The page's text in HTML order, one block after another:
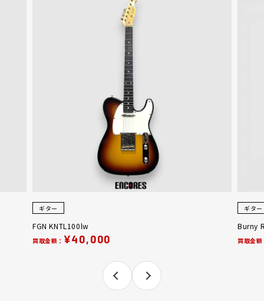
ギター
FGN KNTL100lw
買取金額： ¥40,000
ギター
Burny
買取金額